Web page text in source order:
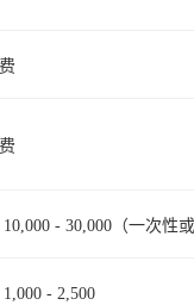
- 30,000（一次性或
- 2,500